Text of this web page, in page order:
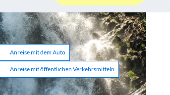
Anreise mit dem Auto
Anreise mit öffentlichen Verkehrsmitteln